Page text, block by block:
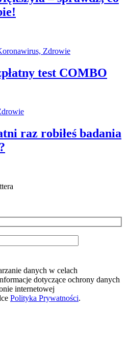
Zdrowie
test COMBO
raz robiłeś badania
danych w celach
dotyczące ochrony danych
internetowej
Polityka Prywatności.